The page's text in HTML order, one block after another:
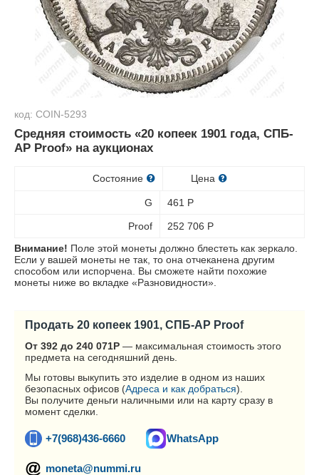
код: COIN-5293
Средняя стоимость «20 копеек 1901 года, СПБ-
АР Proof» на аукционах
Состояние Цена
G 461 Р
Proof 252 706 Р
Внимание! Поле этой монеты должно блестеть как зеркало.
Если у вашей монеты не так, то она отчеканена другим
способом или испорчена. Вы сможете найти похожие
монеты ниже во вкладке «Разновидности».
Продать 20 копеек 1901, СПБ-АР Proof
От 392 до 240 071Р — максимальная стоимость этого
предмета на сегодняшний день.
Мы готовы выкупить это изделие в одном из наших
безопасных офисов (Адреса и как добраться).
Вы получите деньги наличными или на карту сразу в
момент сделки.
+7(968)436-6660 WhatsApp
moneta@nummi.ru